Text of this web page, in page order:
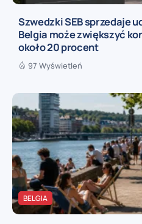
Szwedzki SEB sprzedaje
Belgia może zwiększyć
około 20 procent
97 Wyświetleń
BELGIA